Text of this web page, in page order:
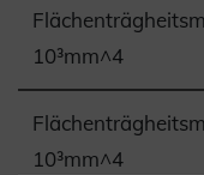
10³mm^4
10³mm^4